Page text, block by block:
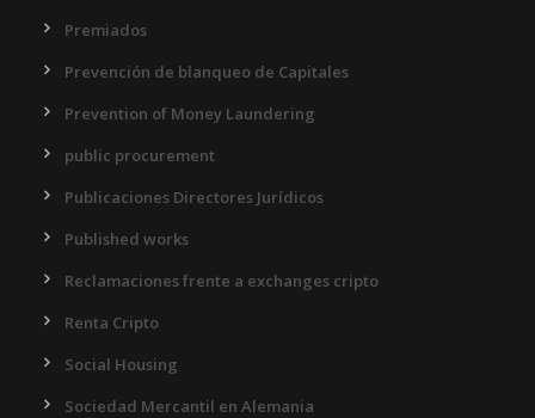
Premiados
Prevención de blanqueo de Capitales
Prevention of Money Laundering
public procurement
Publicaciones Directores Jurídicos
Published works
Reclamaciones frente a exchanges cripto
Renta Cripto
Social Housing
Sociedad Mercantil en Alemania